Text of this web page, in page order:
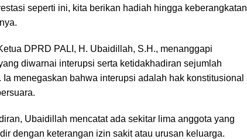
seperti ini, kita berikan hadiah hingga keberangkatan
DPRD PALI, H. Ubaidillah, S.H., menanggapi
diwarnai interupsi serta ketidakhadiran sejumlah
Ia menegaskan bahwa interupsi adalah hak konstitusional
Ubaidillah mencatat ada sekitar lima anggota yang
dengan keterangan izin sakit atau urusan keluarga.